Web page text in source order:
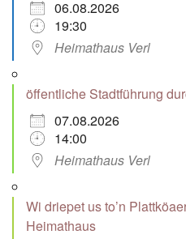
06.08.2026
19:30
Heimathaus Verl
öffentliche Stadtführung
07.08.2026
14:00
Heimathaus Verl
Wi driepet us to’n
Heimathaus